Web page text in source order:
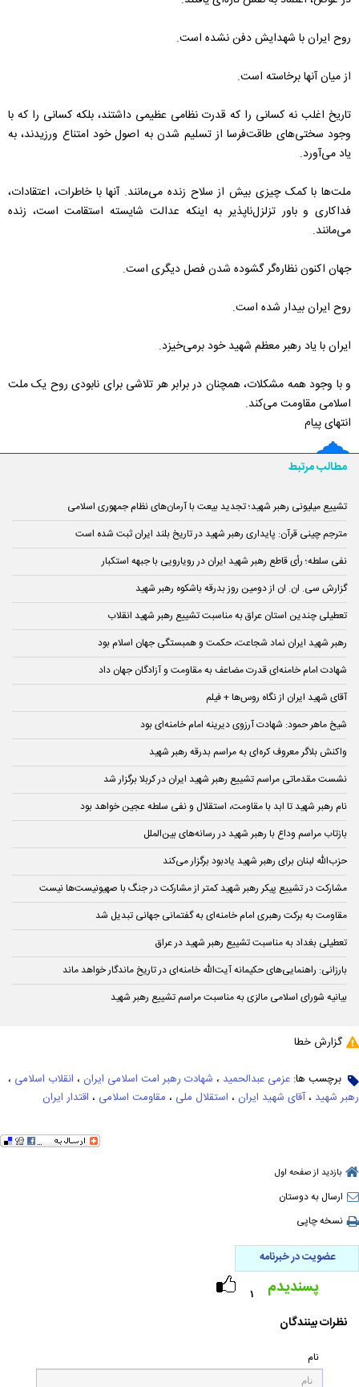
روح ایران با شهدایش دفن نشده است.
از میان آنها برخاسته است.
تاریخ اغلب نه کسانی را که قدرت نظامی عظیمی داشتند، بلکه کسانی را که با
وجود سختی‌های طاقت‌فرسا از تسلیم شدن به اصول خود امتناع ورزیدند، به
یاد می‌آورد.
ملت‌ها با کمک چیزی بیش از سلاح زنده می‌مانند. آنها با خاطرات، اعتقادات،
فداکاری و باور تزلزل‌ناپذیر به اینکه عدالت شایسته استقامت است، زنده
می‌مانند.
جهان اکنون نظاره‌گر گشوده شدن فصل دیگری است.
روح ایران بیدار شده است.
ایران با یاد رهبر معظم شهید خود برمی‌خیزد.
و با وجود همه مشکلات، همچنان در برابر هر تلاشی برای نابودی روح یک ملت
اسلامی مقاومت می‌کند.
انتهای پیام
مطالب مرتبط
تشییع میلیونی رهبر شهید؛ تجدید بیعت با آرمان‌های نظام جمهوری اسلامی
مترجم چینی قرآن: پایداری رهبر شهید در تاریخ بلند ایران ثبت شده است
نفی سلطه؛ رأی قاطع رهبر شهید ایران در رویارویی با جبهه استکبار
گزارش سی. ان. ان از دومین روز بدرقه باشکوه رهبر شهید
تعطیلی چندین استان عراق به مناسبت تشییع رهبر شهید انقلاب
رهبر شهید ایران نماد شجاعت، حکمت و همبستگی جهان اسلام بود
شهادت امام خامنه‌ای قدرت مضاعف به مقاومت و آزادگان جهان داد
آقای شهید ایران از نگاه روس‌ها + فیلم
شیخ ماهر حمود: شهادت آرزوی دیرینه امام خامنه‌ای بود
واکنش بلاگر معروف کره‌ای به مراسم بدرقه رهبر شهید
نشست مقدماتی مراسم تشییع رهبر شهید ایران در کربلا برگزار شد
نام رهبر شهید تا ابد با مقاومت، استقلال و نفی سلطه عجین خواهد بود
بازتاب مراسم وداع با رهبر شهید در رسانه‌های بین‌الملل
حزب‌الله لبنان برای رهبر شهید یادبود برگزار می‌کند
مشارکت در تشییع پیکر رهبر شهید کمتر از مشارکت در جنگ با صهیونیست‌ها نیست
مقاومت به برکت رهبری امام خامنه‌ای به گفتمانی جهانی تبدیل شد
تعطیلی بغداد به مناسبت تشییع رهبر شهید در عراق
بارزانی: راهنمایی‌های حکیمانه آیت‌الله خامنه‌ای در تاریخ ماندگار خواهد ماند
بیانیه شورای اسلامی مالزی به مناسبت مراسم تشییع رهبر شهید
گزارش خطا
برچسب ها: عزمی عبدالحمید ، شهادت رهبر امت اسلامی ایران ، انقلاب اسلامی ،
رهبر شهید ، آقای شهید ایران ، استقلال ملی ، مقاومت اسلامی ، اقتدار ایران
بازدید از صفحه اول
ارسال به دوستان
نسخه چاپی
عضویت در خبرنامه
۱ پسندیدم
نظرات بینندگان
نام